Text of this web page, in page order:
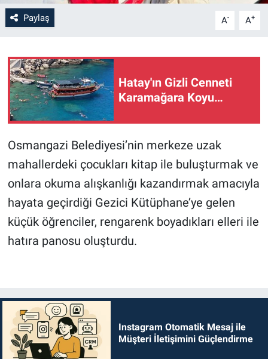
Paylaş A- A+
Hatay'ın Gizli Cenneti
Karamağara Koyu…
Osmangazi Belediyesi’nin merkeze uzak
mahallerdeki çocukları kitap ile buluşturmak ve
onlara okuma alışkanlığı kazandırmak amacıyla
hayata geçirdiği Gezici Kütüphane’ye gelen
küçük öğrenciler, rengarenk boyadıkları elleri ile
hatıra panosu oluşturdu.
Instagram Otomatik Mesaj ile
Müşteri İletişimini Güçlendirme